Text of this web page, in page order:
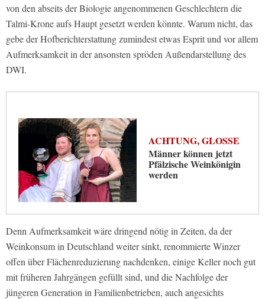
von den abseits der Biologie angenommenen Geschlechtern die
Talmi-Krone aufs Haupt gesetzt werden könnte. Warum nicht, das
gebe der Hofberichterstattung zumindest etwas Esprit und vor allem
Aufmerksamkeit in der ansonsten spröden Außendarstellung des
DWI.
ACHTUNG, GLOSSE
Männer können jetzt
Pfälzische Weinkönigin
werden
Denn Aufmerksamkeit wäre dringend nötig in Zeiten, da der
Weinkonsum in Deutschland weiter sinkt, renommierte Winzer
offen über Flächenreduzierung nachdenken, einige Keller noch gut
mit früheren Jahrgängen gefüllt sind, und die Nachfolge der
jüngeren Generation in Familienbetrieben, auch angesichts